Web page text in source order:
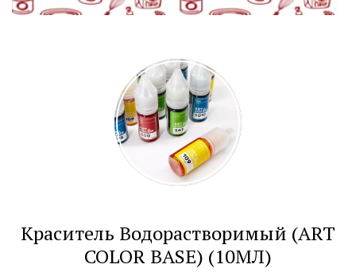
Краситель Водорастворимый (ART
COLOR BASE) (10МЛ)